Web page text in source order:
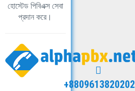
হোস্টেড পিবিএক্স সেবা
প্রদান করে।
+8809613820202